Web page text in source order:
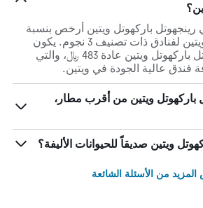
باركهوتل ويتين أرخص بنسبة
6% عن الوسطي في ويتين لفنادق ذات تصنيف 3 نجوم. يكون
سعر الليلة في رينجهوتل باركهوتل ويتين عادة 483 ﷼، والتي
فندق عالية الجودة في ويتين.
ويتين من أقرب مطار،
ويتين صديقاً للحيوانات الأليفة؟
من الأسئلة الشائعة